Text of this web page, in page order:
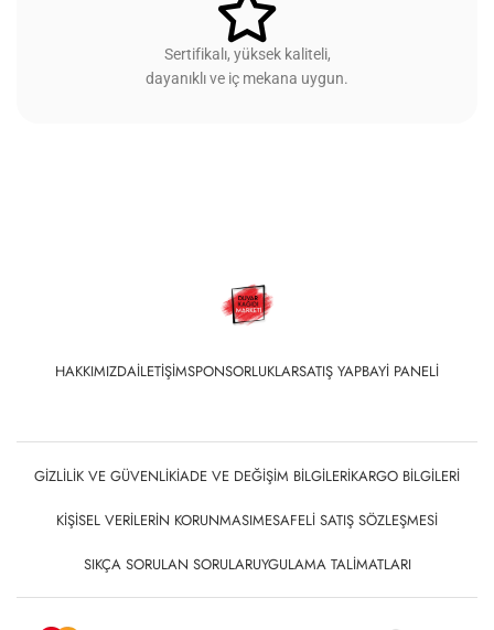
Sertifikalı, yüksek kaliteli,
dayanıklı ve iç mekana uygun.
HAKKIMIZDAİLETIŞIMSPONSORLUKLARSATIŞ YAPBAYI PANELI
GIZLILIK VE GÜVENLIKİADE VE DEĞIŞIM BILGILERIKARGO BILGILERI
KIŞISEL VERILERIN KORUNMASIMESAFELI SATIŞ SÖZLEŞMESI
SIKÇA SORULAN SORULARUYGULAMA TALIMATLARI